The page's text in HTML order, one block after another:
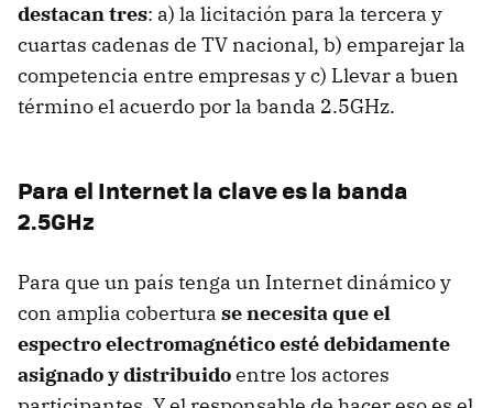
destacan tres: a) la licitación para la tercera y
cuartas cadenas de TV nacional, b) emparejar la
competencia entre empresas y c) Llevar a buen
término el acuerdo por la banda 2.5GHz.
Para el Internet la clave es la banda
2.5GHz
Para que un país tenga un Internet dinámico y
con amplia cobertura se necesita que el
espectro electromagnético esté debidamente
asignado y distribuidoentre los actores